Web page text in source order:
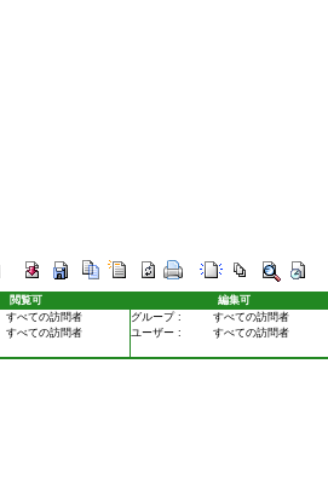
閲覧可
編集可
すべての訪問者 グループ :
すべての訪問者
すべての訪問者 ユーザー :
すべての訪問者